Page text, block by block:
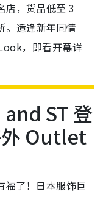
店，货品低至 3
。适逢新年同情
，即看开幕详
ST 登
外 Outlet
福了！日本服饰巨